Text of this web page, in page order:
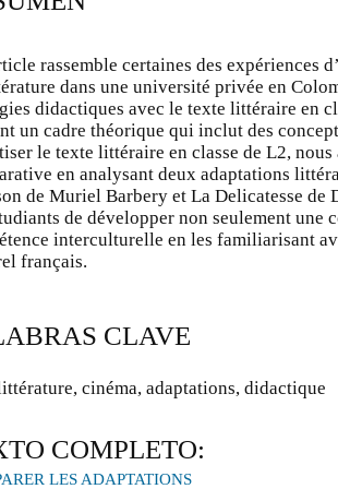
rassemble certaines des expériences
dans une université privée en
didactiques avec le texte littéraire en
un cadre théorique qui inclut des
le texte littéraire en classe de L2,
en analysant deux adaptations
de Muriel Barbery et La Delicatesse de
de développer non seulement une
interculturelle en les familiarisant
français.
CLAVE
cinéma, adaptations, didactique
COMPLETO:
LES ADAPTATIONS